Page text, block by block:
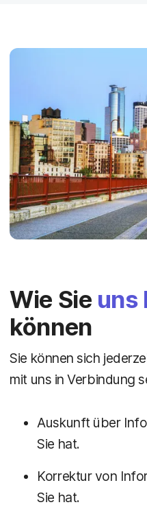
Wie Sie uns
können
Sie können sich
mit uns in Verbindung
Auskunft über
Sie hat.
Korrektur von
Sie hat.